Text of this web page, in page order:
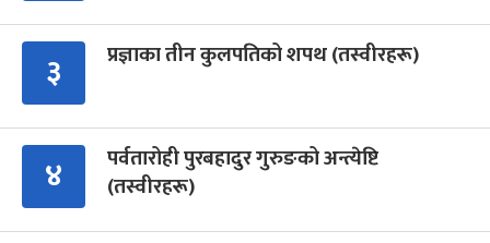
३ प्रज्ञाका तीन कुलपतिको शपथ (तस्वीरहरू)
४
पर्वतारोही पुरबहादुर गुरुङको अन्त्येष्टि
(तस्वीरहरू)